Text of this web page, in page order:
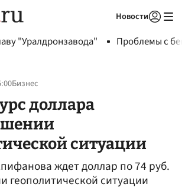
Новости
"Уралдронзавода" Проблемы с
Бизнес
доллара
ситуации
ждет доллар по 74 руб.
геополитической ситуации